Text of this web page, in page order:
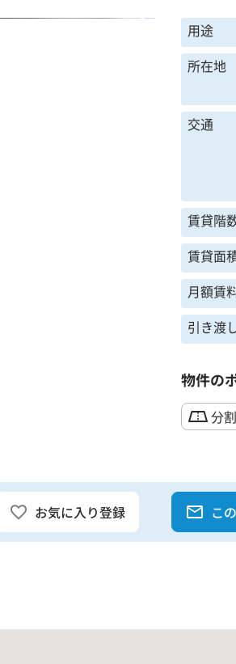
用途
所在地
交通
賃貸階
賃貸面
月額賃
引き渡
物件の
分
お気に入り登録 こ